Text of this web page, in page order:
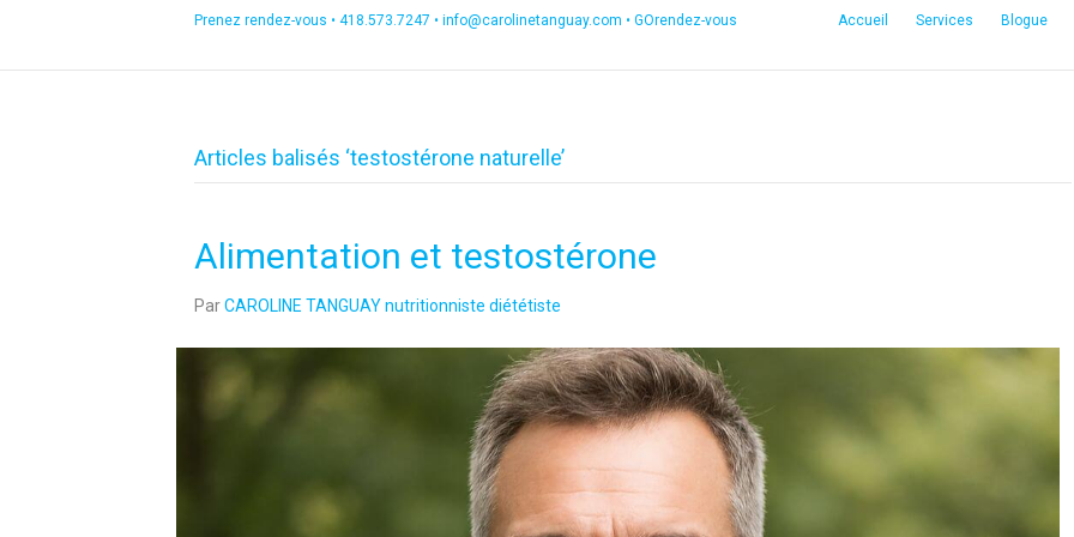
Prenez rendez-vous • 418.573.7247 • info@carolinetanguay.com • GOrendez-vous Accueil Services Blogue
Articles balisés ‘testostérone naturelle’
Alimentation et testostérone
ParCAROLINE TANGUAY nutritionniste diététiste